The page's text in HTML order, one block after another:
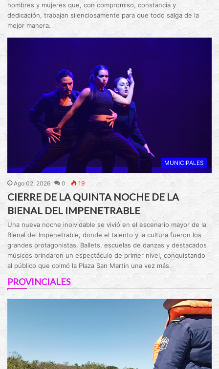
hombres y mujeres que, con compromiso, constancia y
dedicación, trabajan silenciosamente para que todo salga de la
mejor manera.
MUNICIPALES
Ago 02, 2026 0 19
CIERRE DE LA QUINTA NOCHE DE LA
BIENAL DEL IMPENETRABLE
Una nueva noche inolvidable se vivió en el escenario mayor de la
Bienal del Impenetrable, donde el talento y la cultura fueron los
grandes protagonistas. Ballets, escuelas de danzas y destacados
músicos brindaron un espectáculo de primer nivel, conquistando
al público que colmó la Plaza San Martín una vez más.
PROVINCIALES